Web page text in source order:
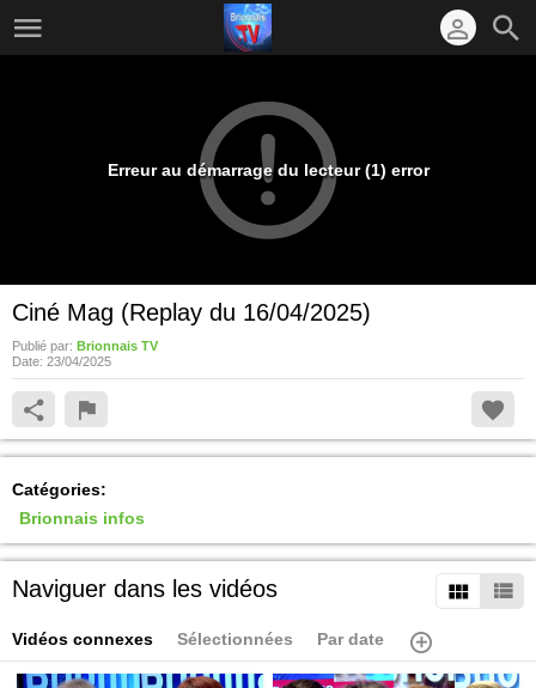
Erreur au démarrage du lecteur (1) error
Ciné Mag (Replay du 16/04/2025)
Publié par: Brionnais TV
Date: 23/04/2025
Catégories:
Brionnais infos
Naviguer dans les vidéos
Vidéos connexes Sélectionnées Par date